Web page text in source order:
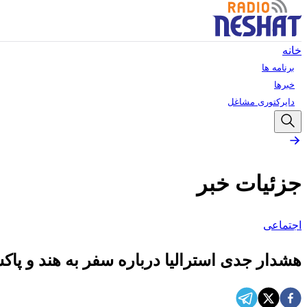
خانه
برنامه ها
خبرها
دایرکتوری مشاغل
جزئیات خبر
اجتماعی
هشدار جدی استرالیا درباره سفر به هند و